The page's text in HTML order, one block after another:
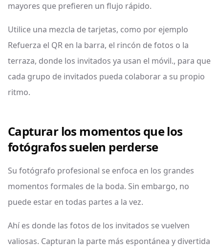
mayores que prefieren un flujo rápido.
Utilice una mezcla de tarjetas, como por ejemplo
Refuerza el QR en la barra, el rincón de fotos o la
terraza, donde los invitados ya usan el móvil., para que
cada grupo de invitados pueda colaborar a su propio
ritmo.
Capturar los momentos que los
fotógrafos suelen perderse
Su fotógrafo profesional se enfoca en los grandes
momentos formales de la boda. Sin embargo, no
puede estar en todas partes a la vez.
Ahí es donde las fotos de los invitados se vuelven
valiosas. Capturan la parte más espontánea y divertida